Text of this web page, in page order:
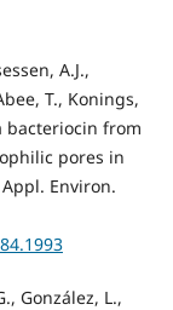
A.J.,
T., Konings,
bacteriocin from
pores in
Environ.
González, L.,